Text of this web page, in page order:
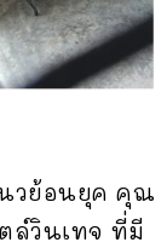
วย้อนยุค คุณ
ล์วินเทจ ที่มี